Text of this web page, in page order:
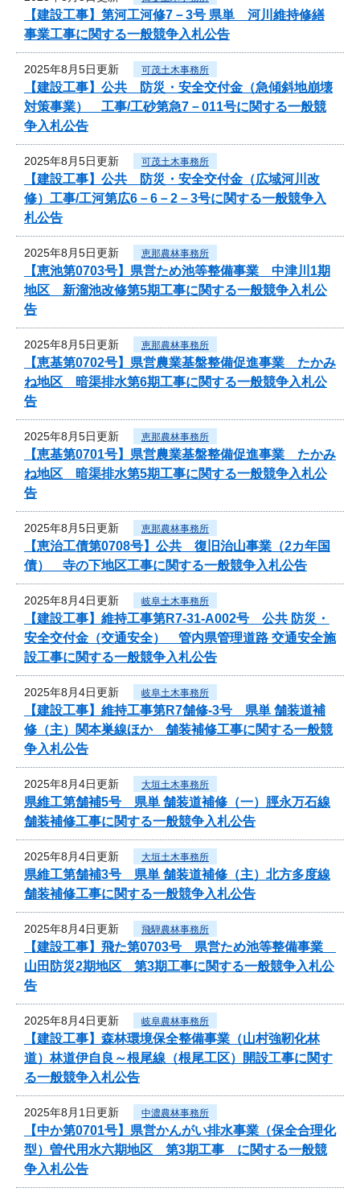
【建設工事】第河工河修7－3号 県単 河川維持修繕
事業工事に関する一般競争入札公告
2025年8月5日更新 可茂土木事務所
【建設工事】公共 防災・安全交付金（急傾斜地崩壊
対策事業） 工事/工砂第急7－011号に関する一般競
争入札公告
2025年8月5日更新 可茂土木事務所
【建設工事】公共 防災・安全交付金（広域河川改
修）工事/工河第広6－6－2－3号に関する一般競争入
札公告
2025年8月5日更新 恵那農林事務所
【恵池第0703号】県営ため池等整備事業 中津川1期
地区 新溜池改修第5期工事に関する一般競争入札公
告
2025年8月5日更新 恵那農林事務所
【恵基第0702号】県営農業基盤整備促進事業 たかみ
ね地区 暗渠排水第6期工事に関する一般競争入札公
告
2025年8月5日更新 恵那農林事務所
【恵基第0701号】県営農業基盤整備促進事業 たかみ
ね地区 暗渠排水第5期工事に関する一般競争入札公
告
2025年8月5日更新 恵那農林事務所
【恵治工債第0708号】公共 復旧治山事業（2カ年国
債） 寺の下地区工事に関する一般競争入札公告
2025年8月4日更新 岐阜土木事務所
【建設工事】維持工事第R7-31-A002号 公共 防災・
安全交付金（交通安全） 管内県管理道路 交通安全施
設工事に関する一般競争入札公告
2025年8月4日更新 岐阜土木事務所
【建設工事】維持工事第R7舗修-3号 県単 舗装道補
修（主）関本巣線ほか 舗装補修工事に関する一般競
争入札公告
2025年8月4日更新 大垣土木事務所
県維工第舗補5号 県単 舗装道補修（一）脛永万石線
舗装補修工事に関する一般競争入札公告
2025年8月4日更新 大垣土木事務所
県維工第舗補3号 県単 舗装道補修（主）北方多度線
舗装補修工事に関する一般競争入札公告
2025年8月4日更新 飛騨農林事務所
【建設工事】飛た第0703号 県営ため池等整備事業
山田防災2期地区 第3期工事に関する一般競争入札公
告
2025年8月4日更新 岐阜農林事務所
【建設工事】森林環境保全整備事業（山村強靭化林
道）林道伊自良～根尾線（根尾工区）開設工事に関す
る一般競争入札公告
2025年8月1日更新 中濃農林事務所
【中か第0701号】県営かんがい排水事業（保全合理化
型）曽代用水六期地区 第3期工事 に関する一般競
争入札公告